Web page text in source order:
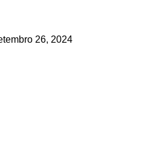
26, 2024